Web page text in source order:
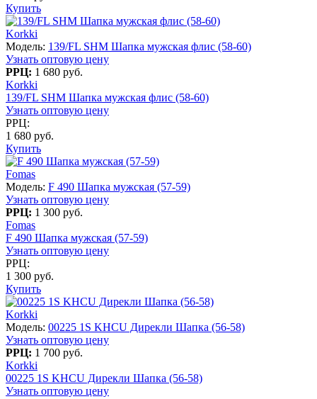
Купить
Korkki
Модель: 139/FL SHM Шапка мужская флис (58-60)
Узнать оптовую цену
РРЦ: 1 680 руб.
Korkki
139/FL SHM Шапка мужская флис (58-60)
Узнать оптовую цену
РРЦ:
1 680 руб.
Купить
Fomas
Модель: F 490 Шапка мужская (57-59)
Узнать оптовую цену
РРЦ: 1 300 руб.
Fomas
F 490 Шапка мужская (57-59)
Узнать оптовую цену
РРЦ:
1 300 руб.
Купить
Korkki
Модель: 00225 1S KHCU Дирекли Шапка (56-58)
Узнать оптовую цену
РРЦ: 1 700 руб.
Korkki
00225 1S KHCU Дирекли Шапка (56-58)
Узнать оптовую цену